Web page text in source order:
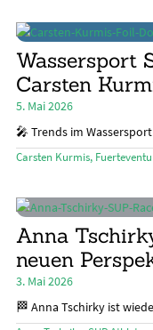
Wassersport
Carsten
5. Mai 2026
🎤 Trends im Wassersport
Carsten Kurmis,
Anna
neuen
3. Mai 2026
🏁 Anna Tschirky ist